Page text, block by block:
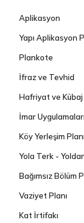
Aplikasyon
Yapı Aplikasyon
Plankote
İfraz ve Tevhid
Hafriyat ve Kübaj
İmar Uygulamaları
Köy Yerleşim
Yola Terk -
Bağımsız Bölüm
Vaziyet Planı
Kat İrtifakı